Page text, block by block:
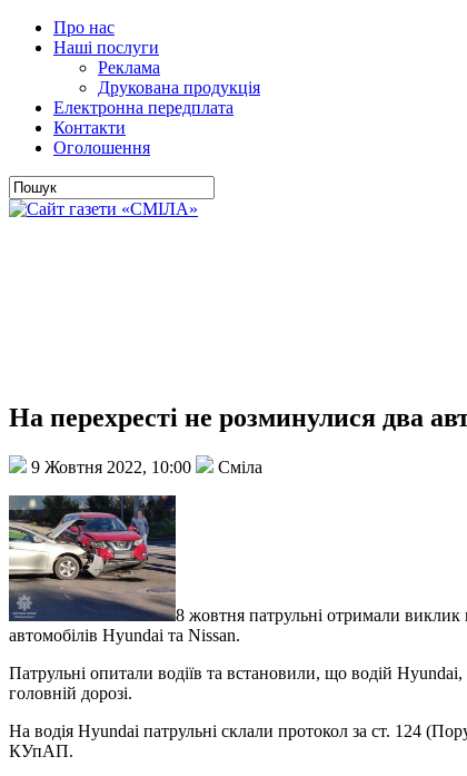
Про нас
Наші послуги
Реклама
Друкована продукція
Електронна передплата
Контакти
Оголошення
На перехресті не розминулися два
9 Жовтня 2022, 10:00 Сміла
8 жовтня патрульні отримали
автомобілів Hyundai та Nissan.
Патрульні опитали водіїв та встановили, що водій
головній дорозі.
На водія Hyundai патрульні склали протокол за ст. 124
КУпАП.